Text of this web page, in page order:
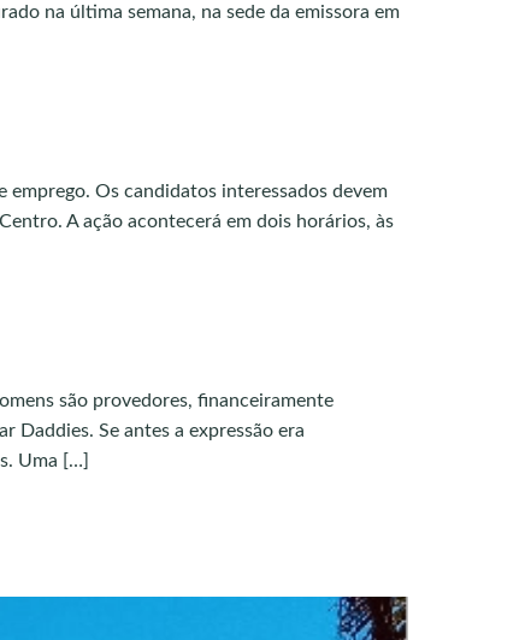
na última semana, na sede da emissora em
emprego. Os candidatos interessados devem
A ação acontecerá em dois horários, às
são provedores, financeiramente
Daddies. Se antes a expressão era
Uma […]